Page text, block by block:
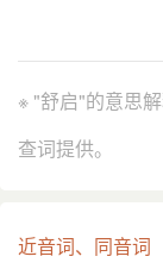
《素问·气
分字解释
shū qǐ
※ "舒启"的意思
查词提供。
近音词、同音词